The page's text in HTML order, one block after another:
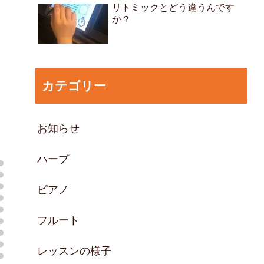
リトミックとどう違うんです
か？
カテゴリー
お知らせ
ハープ
ピアノ
フルート
レッスンの様子